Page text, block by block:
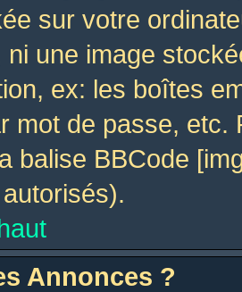
sur votre
ni une image
ex: les boîtes
mot de passe,
balise BBCode
Annonces ?